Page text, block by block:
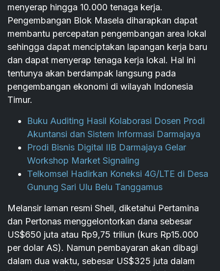
menyerap hingga 10.000 tenaga kerja.
Pengembangan Blok Masela diharapkan dapat
membantu percepatan pengembangan area lokal
sehingga dapat menciptakan lapangan kerja baru
dan dapat menyerap tenaga kerja lokal. Hal ini
tentunya akan berdampak langsung pada
pengembangan ekonomi di wilayah Indonesia
Timur.
Buku Auditing Hasil Kolaborasi Dosen Prodi
Akuntansi dan Sistem Informasi Darmajaya
Prodi Bisnis Digital IIB Darmajaya Gelar
Workshop Market Signaling
Telkomsel Hadirkan Koneksi 4G/LTE di Desa
Gunung Sari Ulu Belu Tanggamus
Melansir laman resmi Shell, diketahui Pertamina
dan Pertonas menggelontorkan dana sebesar
US$650 juta atau Rp9,75 triliun (kurs Rp15.000
per dolar AS). Namun pembayaran akan dibagi
dalam dua waktu, sebesar US$325 juta dalam